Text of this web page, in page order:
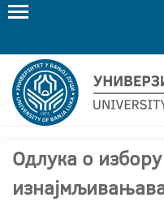
Oдлука о